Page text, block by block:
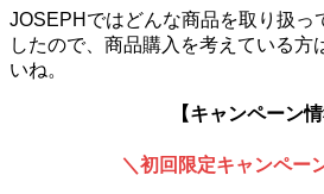
JOSEPHではどんな商品を取り扱っ
したので、商品購入を考えている方
いね。
【キャンペーン情
＼初回限定キャンペー